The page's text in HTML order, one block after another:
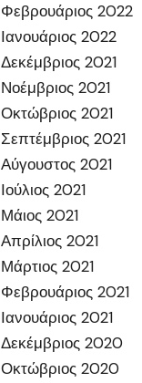
Φεβρουάριος 2022
Ιανουάριος 2022
Δεκέμβριος 2021
Νοέμβριος 2021
Οκτώβριος 2021
Σεπτέμβριος 2021
Αύγουστος 2021
Ιούλιος 2021
Μάιος 2021
Απρίλιος 2021
Μάρτιος 2021
Φεβρουάριος 2021
Ιανουάριος 2021
Δεκέμβριος 2020
Οκτώβριος 2020